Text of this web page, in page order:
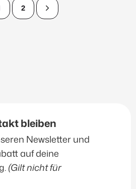
2
bleiben
Newsletter und
auf deine
(Gilt nicht für